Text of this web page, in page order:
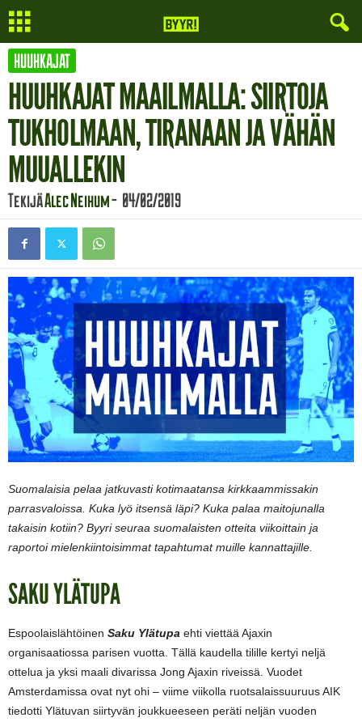
HUUHKAJAT
HUUHKAJAT MAAILMALLA: SIIRTOJA
TUKHOLMAAN, TIRANAAN JA VÄHÄN
MUUALLEKIN
TekijäAlec Neihum- 04/02/2019
Suomalaisia pelaa jatkuvasti kotimaatansa kirkkaammissakin
parrasvaloissa. Kuka lyö itsensä läpi? Kuka palaa maitojunalla
takaisin kotiin? Byyri seuraa suomalaisten otteita viikoittain ja
raportoi mielenkiintoisimmat tapahtumat muille kannattajille.
SAKU YLÄTUPA
Espoolaislähtöinen Saku Ylätupa ehti viettää Ajaxin
organisaatiossa parisen vuotta. Tällä kaudella tilille kertyi neljä
ottelua ja yksi maali divarissa Jong Ajaxin riveissä. Vuodet
Amsterdamissa ovat nyt ohi – viime viikolla ruotsalaissuuruus AIK
tiedotti Ylätuvan siirtyvän joukkueeseen peräti neljän vuoden